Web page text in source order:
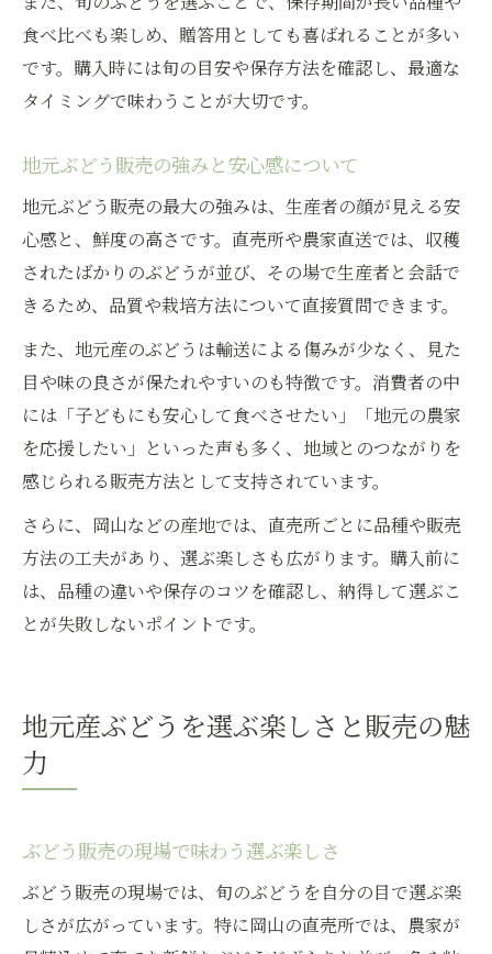
食べ比べも楽しめ、贈答用としても喜ばれることが多い
です。購入時には旬の目安や保存方法を確認し、最適な
タイミングで味わうことが大切です。
地元ぶどう販売の強みと安心感について
地元ぶどう販売の最大の強みは、生産者の顔が見える安
心感と、鮮度の高さです。直売所や農家直送では、収穫
されたばかりのぶどうが並び、その場で生産者と会話で
きるため、品質や栽培方法について直接質問できます。
また、地元産のぶどうは輸送による傷みが少なく、見た
目や味の良さが保たれやすいのも特徴です。消費者の中
には「子どもにも安心して食べさせたい」「地元の農家
を応援したい」といった声も多く、地域とのつながりを
感じられる販売方法として支持されています。
さらに、岡山などの産地では、直売所ごとに品種や販売
方法の工夫があり、選ぶ楽しさも広がります。購入前に
は、品種の違いや保存のコツを確認し、納得して選ぶこ
とが失敗しないポイントです。
地元産ぶどうを選ぶ楽しさと販売の魅
力
ぶどう販売の現場で味わう選ぶ楽しさ
ぶどう販売の現場では、旬のぶどうを自分の目で選ぶ楽
しさが広がっています。特に岡山の直売所では、農家が